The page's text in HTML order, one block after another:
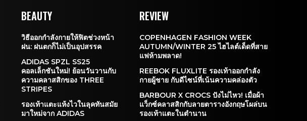
BEAUTY
วิธีออกกำลังกายให้ฟิตช่วงหน้า
ฝน: ฝนตกก็ไม่เป็นอุปสรรค
ADIDAS SPZL SS25
คอลเล็กชันใหม่! ย้อนวันวานกับ
ความคลาสสิกของ THREE
STRIPES
รองเท้าแตะแห้งไวในลุคทันสมัย
มาใหม่จาก ADIDAS
REVIEW
COPENHAGEN FASHION WEEK
AUTUMN/WINTER 25 ไฮไลต์เด็ดที่สาย
แฟห้ามพลาด!
REEBOK FLUXLITE รองเท้าออกกำลัง
กายผู้ชาย กับดีไซน์ที่เน้นความคล่องตัว
BARBOUR X CROCS ปังไม่ไหว! เมื่อผ้า
แว็กซ์คลาสสิกกับลายตารางอังกฤษโผล่บน
รองเท้าแตะในตำนาน